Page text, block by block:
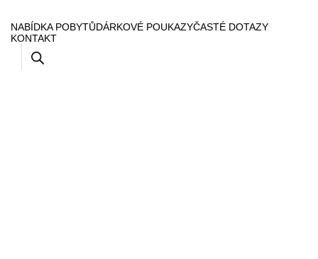
NABÍDKA POBYTŮDÁRKOVÉ POUKAZYČASTÉ DOTAZY
KONTAKT